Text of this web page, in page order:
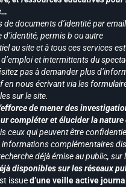
de documents d’identité par
permis b ou autre
au site et à tous ces services
et intermittents du
pas à demander plus
en nous écrivant via les
sur le site.
de mener des
compléter et élucider la nature
ceux qui peuvent être
informations complémentaires
déjà émise au public, sur
disponibles sur les réseaux
issued’une veille active